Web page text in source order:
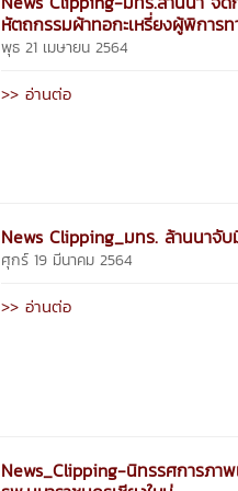
หัตถกรรมผ้าทอกะเหรี่ยงผู้พิการท
พุธ 21 เมษายน 2564
>> อ่านต่อ
News Clipping_มทร. ล้านนา
ศุกร์ 19 มีนาคม 2564
>> อ่านต่อ
News_Clipping-นิทรรศการภาพ